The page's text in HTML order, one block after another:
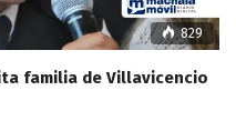
829
familia de Villavicencio